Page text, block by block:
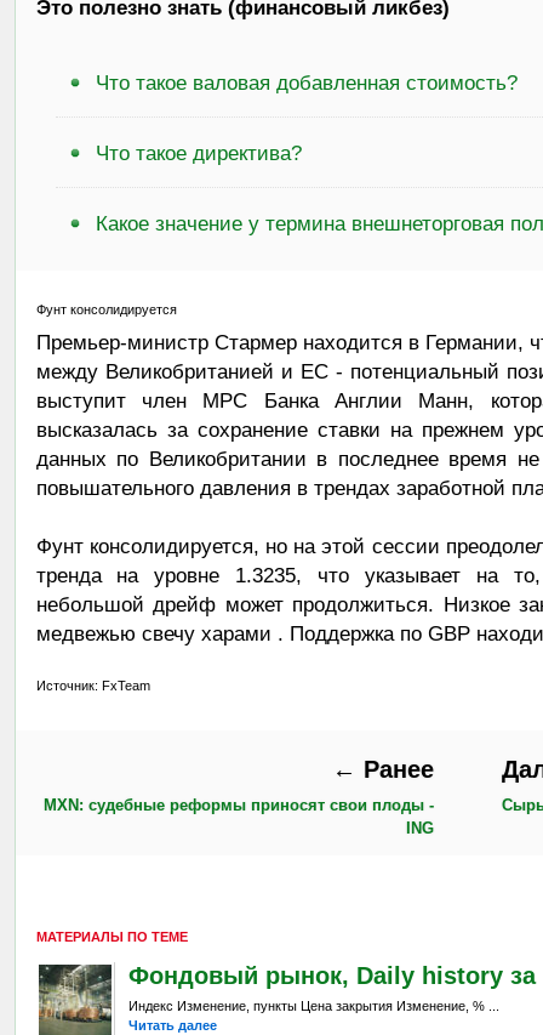
Это полезно знать (финансовый ликбез)
Что такое валовая добавленная стоимость?
Что такое директива?
Какое значение у термина внешнеторговая
Фунт консолидируется
Премьер-министр Стармер находится в Германии,
между Великобританией и ЕС - потенциальный
выступит член MPC Банка Англии Манн,
высказалась за сохранение ставки на прежнем
данных по Великобритании в последнее время
повышательного давления в трендах заработной
Фунт консолидируется, но на этой сессии
тренда на уровне 1.3235, что указывает на то,
небольшой дрейф может продолжиться. Низкое
медвежью свечу харами . Поддержка по GBP
Источник: FxTeam
← Ранее
MXN: судебные реформы приносят свои плоды -
ING
МАТЕРИАЛЫ ПО ТЕМЕ
Фондовый рынок, Daily history за
Индекс Изменение, пункты Цена закрытия Изменение, % ...
Читать далее